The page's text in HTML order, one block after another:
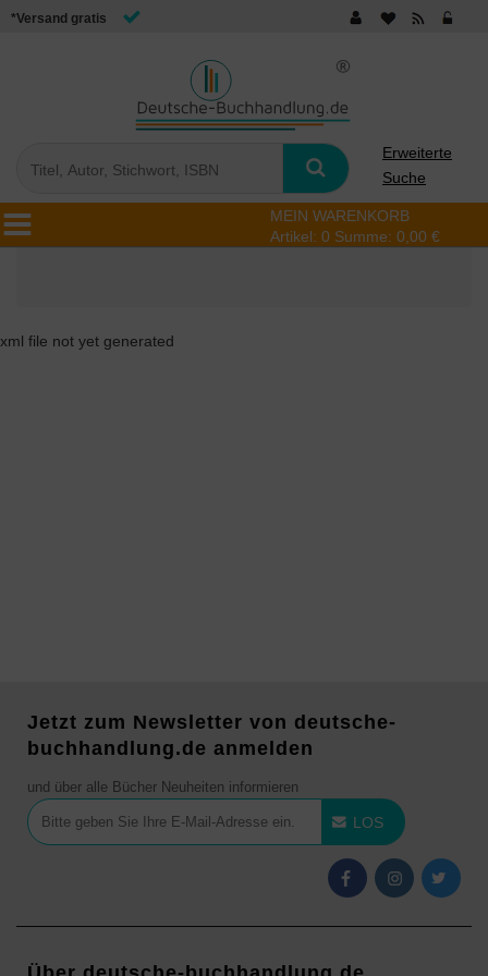
*Versand gratis
Erweiterte
Suche
MEIN WARENKORB
Artikel: 0 Summe: 0,00 €
xml file not yet generated
Jetzt zum Newsletter von deutsche-
buchhandlung.de anmelden
und über alle Bücher Neuheiten informieren
LOS